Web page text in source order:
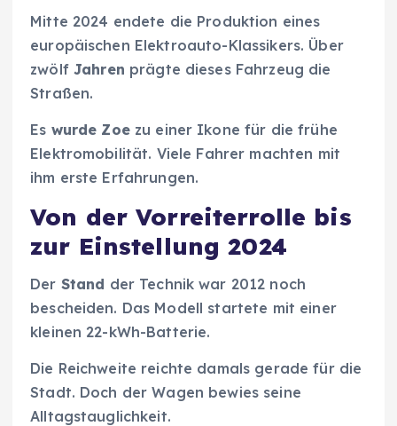
Mitte 2024 endete die Produktion eines
europäischen Elektroauto-Klassikers. Über
zwölf Jahren prägte dieses Fahrzeug die
Straßen.
Es wurde Zoezu einer Ikone für die frühe
Elektromobilität. Viele Fahrer machten mit
ihm erste Erfahrungen.
Von der Vorreiterrolle bis
zur Einstellung 2024
Der Stand der Technik war 2012 noch
bescheiden. Das Modell startete mit einer
kleinen 22-kWh-Batterie.
Die Reichweite reichte damals gerade für die
Stadt. Doch der Wagen bewies seine
Alltagstauglichkeit.